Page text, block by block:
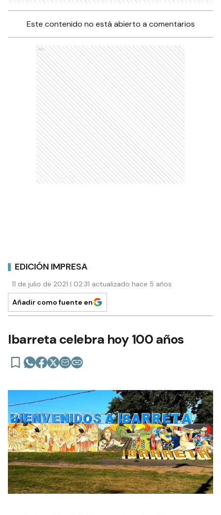
Este contenido no está abierto a comentarios
Ads
EDICIÓN IMPRESA
11 de julio de 2021 | 02:31 actualizado hace 5 años
Añadir como fuente en
Ibarreta celebra hoy 100 años